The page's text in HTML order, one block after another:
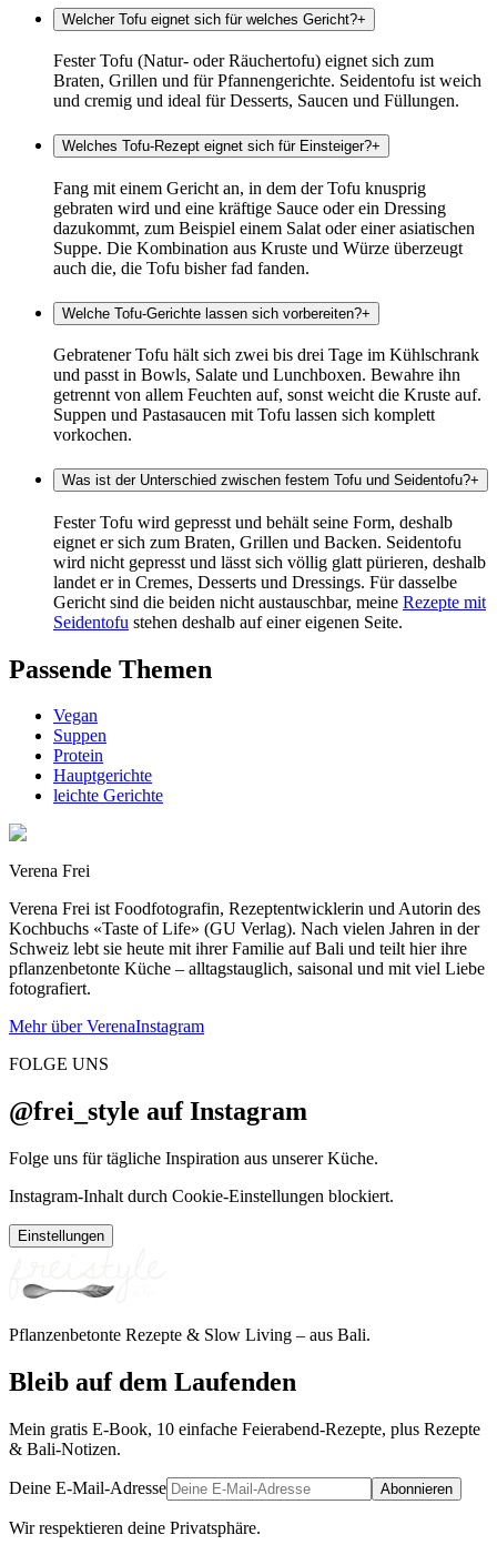
Welcher Tofu eignet sich für welches Gericht?+
Fester Tofu (Natur- oder Räuchertofu) eignet sich zum
Braten, Grillen und für Pfannengerichte. Seidentofu ist weich
und cremig und ideal für Desserts, Saucen und Füllungen.
Welches Tofu-Rezept eignet sich für Einsteiger?+
Fang mit einem Gericht an, in dem der Tofu knusprig
gebraten wird und eine kräftige Sauce oder ein Dressing
dazukommt, zum Beispiel einem Salat oder einer asiatischen
Suppe. Die Kombination aus Kruste und Würze überzeugt
auch die, die Tofu bisher fad fanden.
Welche Tofu-Gerichte lassen sich vorbereiten?+
Gebratener Tofu hält sich zwei bis drei Tage im Kühlschrank
und passt in Bowls, Salate und Lunchboxen. Bewahre ihn
getrennt von allem Feuchten auf, sonst weicht die Kruste auf.
Suppen und Pastasaucen mit Tofu lassen sich komplett
vorkochen.
Was ist der Unterschied zwischen festem Tofu und Seidentofu?+
Fester Tofu wird gepresst und behält seine Form, deshalb
eignet er sich zum Braten, Grillen und Backen. Seidentofu
wird nicht gepresst und lässt sich völlig glatt pürieren, deshalb
landet er in Cremes, Desserts und Dressings. Für dasselbe
Gericht sind die beiden nicht austauschbar, meine Rezepte mit
Seidentofu stehen deshalb auf einer eigenen Seite.
Passende Themen
Vegan
Suppen
Protein
Hauptgerichte
leichte Gerichte
Verena Frei
Verena Frei ist Foodfotografin, Rezeptentwicklerin und Autorin des
Kochbuchs «Taste of Life» (GU Verlag). Nach vielen Jahren in der
Schweiz lebt sie heute mit ihrer Familie auf Bali und teilt hier ihre
pflanzenbetonte Küche – alltagstauglich, saisonal und mit viel Liebe
fotografiert.
Mehr über VerenaInstagram
FOLGE UNS
@frei_style auf Instagram
Folge uns für tägliche Inspiration aus unserer Küche.
Instagram-Inhalt durch Cookie-Einstellungen blockiert.
Einstellungen
Pflanzenbetonte Rezepte & Slow Living – aus Bali.
Bleib auf dem Laufenden
Mein gratis E-Book, 10 einfache Feierabend-Rezepte, plus Rezepte
& Bali-Notizen.
Deine E-Mail-Adresse Abonnieren
Wir respektieren deine Privatsphäre.